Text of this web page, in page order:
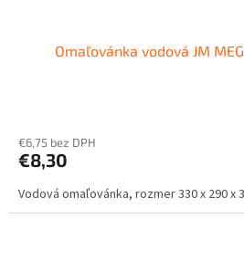
Omaľovánka vodová JM
€6,75 bez DPH
€8,30
Vodová omaľovánka, rozmer 330 x 290 x